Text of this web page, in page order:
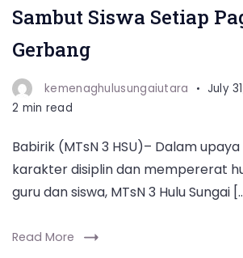
Sambut Siswa Setiap
Gerbang
kemenaghulusungaiutara
July
2 min read
Babirik (MTsN 3 HSU)– Dalam
karakter disiplin dan mempererat
guru dan siswa, MTsN 3 Hulu Sungai
Read More